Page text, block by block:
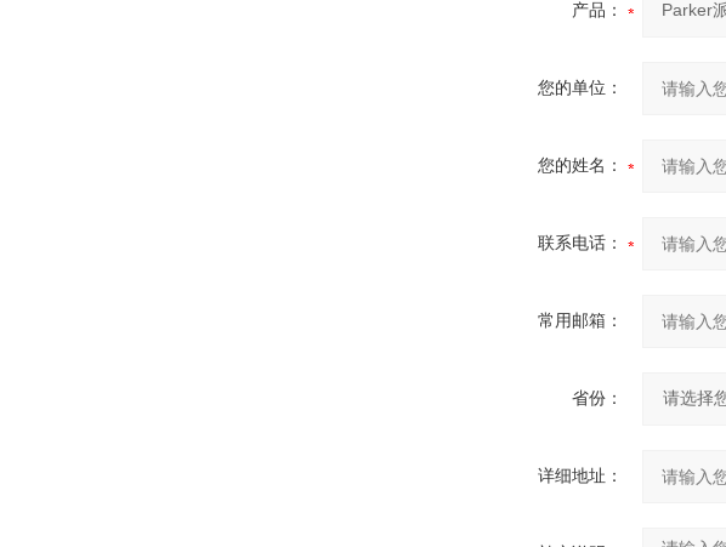
产品：
您的单位：
您的姓名：
联系电话：
常用邮箱：
省份：
详细地址：